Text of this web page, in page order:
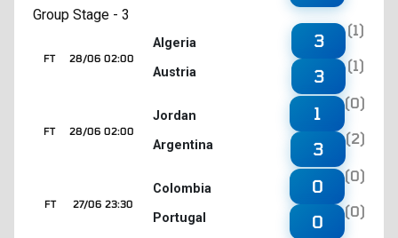
Group Stage - 3
28/06 02:00
FT
Algeria
Austria
3
(1)
3
(1)
28/06 02:00
FT
Jordan
Argentina
1
(0)
3
(2)
27/06 23:30
FT
Colombia
Portugal
0
(0)
0
(0)